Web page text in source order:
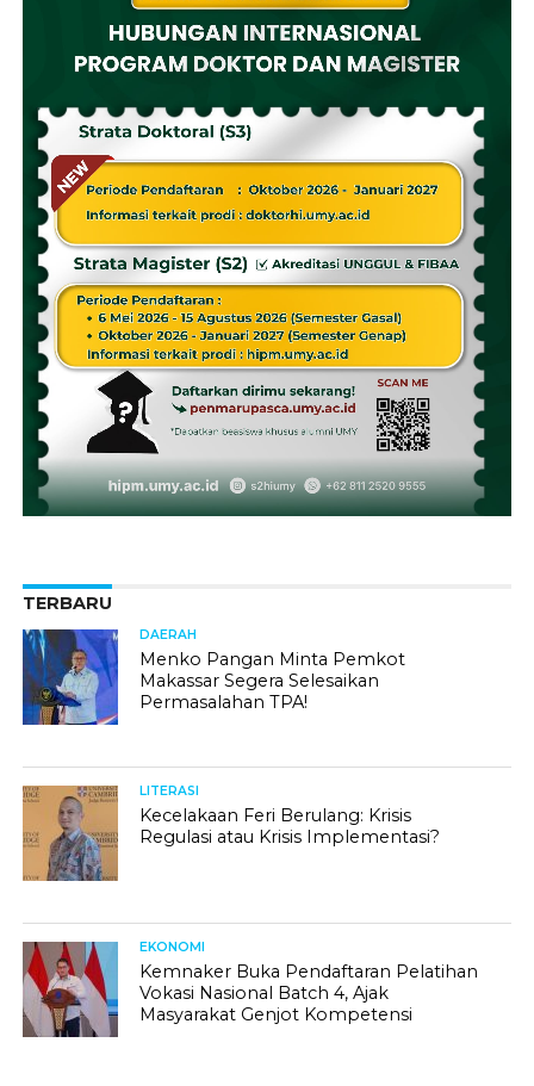
TERBARU
DAERAH
Menko Pangan Minta Pemkot
Makassar Segera Selesaikan
Permasalahan TPA!
LITERASI
Kecelakaan Feri Berulang: Krisis
Regulasi atau Krisis Implementasi?
EKONOMI
Kemnaker Buka Pendaftaran Pelatihan
Vokasi Nasional Batch 4, Ajak
Masyarakat Genjot Kompetensi